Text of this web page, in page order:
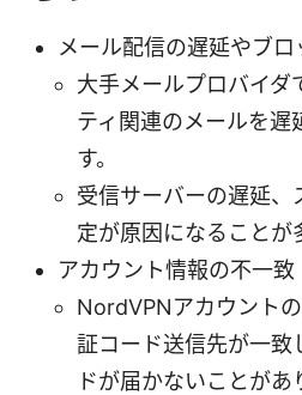
メール配信の遅延やブロ
大手メールプロバイダ
ティ関連のメールを遅
す。
受信サーバーの遅延、
定が原因になることが
アカウント情報の不一致
NordVPNアカウント
証コード送信先が一致
ドが届かないことがあ